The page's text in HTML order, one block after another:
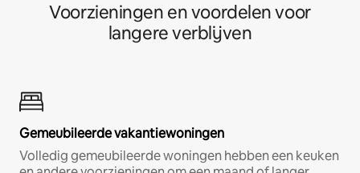
Voorzieningen en voordelen voor
langere verblijven
Gemeubileerde vakantiewoningen
Volledig gemeubileerde woningen hebben een keuken